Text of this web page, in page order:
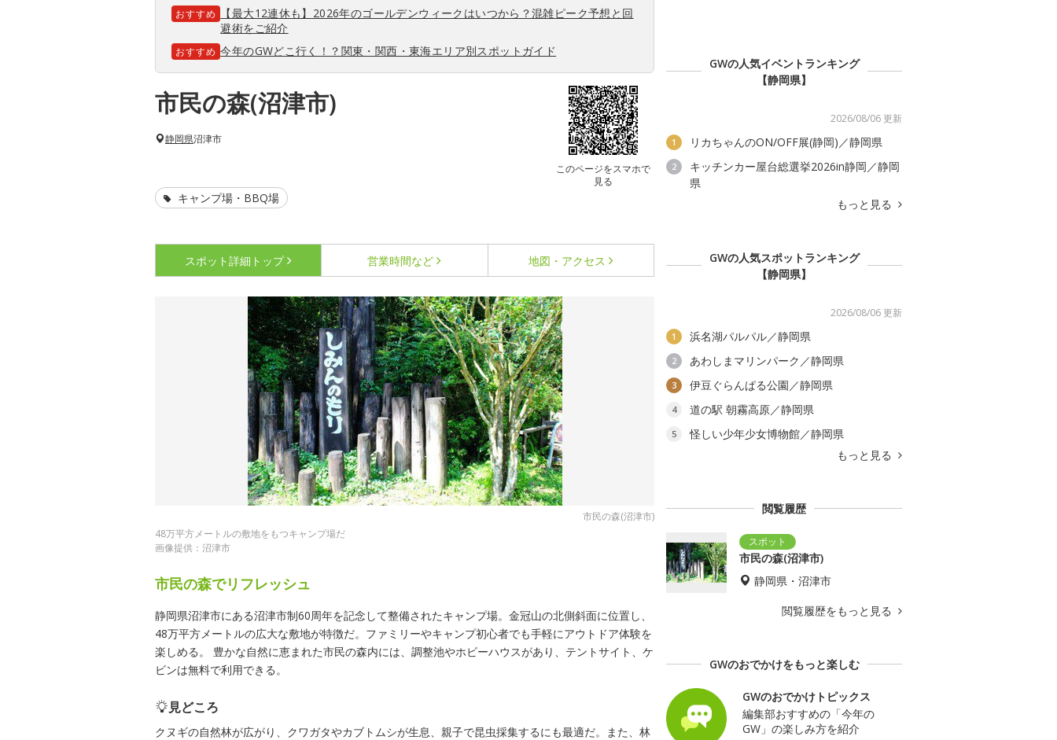
おすすめ
【最大12連休も】2026年のゴールデンウィークはいつから？混雑ピーク予想と回
避術をご紹介
おすすめ 今年のGWどこ行く！？関東・関西・東海エリア別スポットガイド
市民の森(沼津市)
このページをスマホで
見る
静岡県沼津市
キャンプ場・BBQ場
スポット詳細 トップ 営業時間など 地図・アクセス
市民の森(沼津市)
48万平方メートルの敷地をもつキャンプ場だ
画像提供：沼津市
市民の森でリフレッシュ
静岡県沼津市にある沼津市制60周年を記念して整備されたキャンプ場。金冠山の北側斜面に位置し、
48万平方メートルの広大な敷地が特徴だ。ファミリーやキャンプ初心者でも手軽にアウトドア体験を
楽しめる。 豊かな自然に恵まれた市民の森内には、調整池やホビーハウスがあり、テントサイト、ケ
ビンは無料で利用できる。
見どころ
クヌギの自然林が広がり、クワガタやカブトムシが生息、親子で昆虫採集するにも最適だ。また、林
GWの人気イベントランキング
【静岡県】
2026/08/06 更新
1 リカちゃんのON/OFF展(静岡)／静岡県
2
キッチンカー屋台総選挙2026in静岡／静岡
県
もっと見る
GWの人気スポットランキング
【静岡県】
2026/08/06 更新
1 浜名湖パルパル／静岡県
2 あわしまマリンパーク／静岡県
3 伊豆ぐらんぱる公園／静岡県
4 道の駅 朝霧高原／静岡県
5
怪しい少年少女博物館／静岡県
もっと見る
閲覧履歴
市民の森(沼津市)
静岡県・沼津市
閲覧履歴をもっと見る
GWのおでかけをもっと楽しむ
GWのおでかけトピックス
編集部おすすめの「今年の
GW」の楽しみ方を紹介